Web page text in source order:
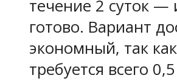
течение 2 суток
готово. Вариант
экономный, так
требуется всего